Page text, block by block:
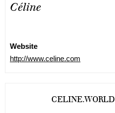
Céline
Website
http://www.celine.com
CELINE.WORLD